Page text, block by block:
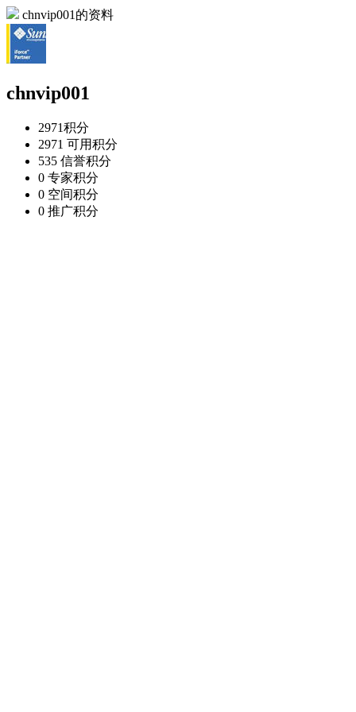
chnvip001的资料
chnvip001
2971积分
2971 可用积分
535 信誉积分
0 专家积分
0 空间积分
0 推广积分